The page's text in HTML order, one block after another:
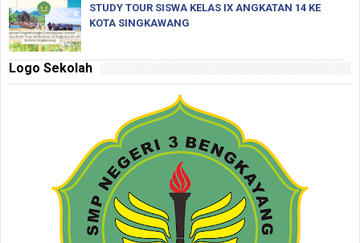
STUDY TOUR SISWA KELAS IX ANGKATAN 14 KE
KOTA SINGKAWANG
Logo Sekolah